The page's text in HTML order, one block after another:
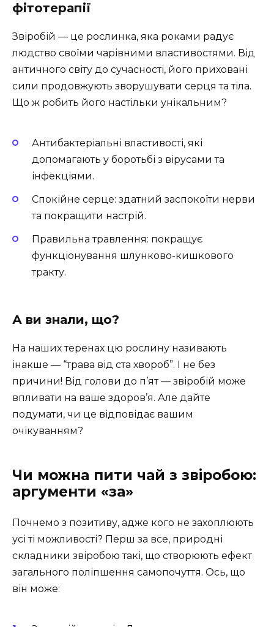
фітотерапії
Звіробій — це рослинка, яка роками радує
людство своїми чарівними властивостями. Від
античного світу до сучасності, його приховані
сили продовжують зворушувати серця та тіла.
Що ж робить його настільки унікальним?
Антибактеріальні властивості, які
допомагають у боротьбі з вірусами та
інфекціями.
Спокійне серце: здатний заспокоїти нерви
та покращити настрій.
Правильна травлення: покращує
функціонування шлунково-кишкового
тракту.
А ви знали, що?
На наших теренах цю рослину називають
інакше — “трава від ста хвороб”. І не без
причини! Від голови до п’ят — звіробій може
впливати на ваше здоров’я. Але дайте
подумати, чи це відповідає вашим
очікуванням?
Чи можна пити чай з звіробою:
аргументи «за»
Почнемо з позитиву, адже кого не захоплюють
усі ті можливості? Перш за все, природні
складники звіробою такі, що створюють ефект
загального поліпшення самопочуття. Ось, що
він може: